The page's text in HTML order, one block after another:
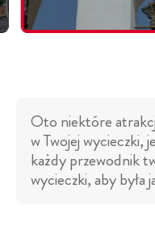
Oto niektóre
w Twojej wycieczki,
każdy przewodnik
wycieczki, aby była